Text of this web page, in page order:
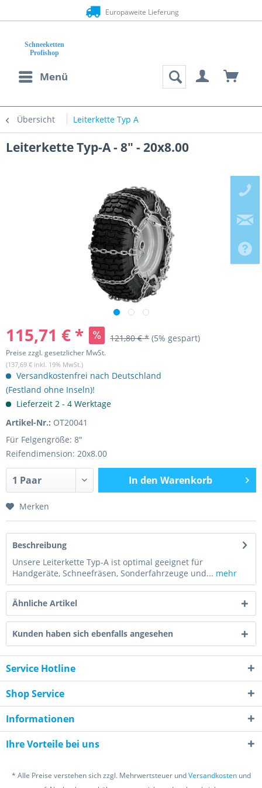
Europaweite Lieferung
Menü
Übersicht Leiterkette Typ A
Leiterkette Typ-A - 8" - 20x8.00
115,71 € * 121,80 € * (5% gespart)
Preise zzgl. gesetzlicher MwSt.
(137,69 € inkl. 19% MwSt.)
Versandkostenfrei nach Deutschland
(Festland ohne Inseln)!
Lieferzeit 2 - 4 Werktage
Artikel-Nr.: OT20041
Für Felgengröße: 8"
Reifendimension: 20x8.00
In den Warenkorb
Merken
Beschreibung
Unsere Leiterkette Typ-A ist optimal geeignet für
Handgeräte, Schneefräsen, Sonderfahrzeuge und... mehr
Ähnliche Artikel
Kunden haben sich ebenfalls angesehen
Service Hotline
Shop Service
Informationen
Ihre Vorteile bei uns
* Alle Preise verstehen sich zzgl. Mehrwertsteuer undVersandkostenund